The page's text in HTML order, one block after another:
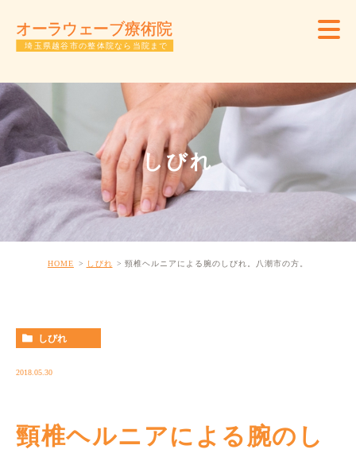
しびれ
HOME しびれ 頸椎ヘルニアによる腕のしびれ。八潮市の方。
しびれ
2018.05.30
頸椎ヘルニアによる腕のし